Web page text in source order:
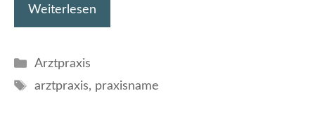
Weiterlesen
Kategorien
Arztpraxis
Schlagwörter
arztpraxis, praxisname